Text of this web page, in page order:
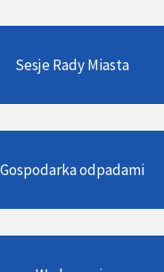
Sesje Rady Miasta
Gospodarka odpadami